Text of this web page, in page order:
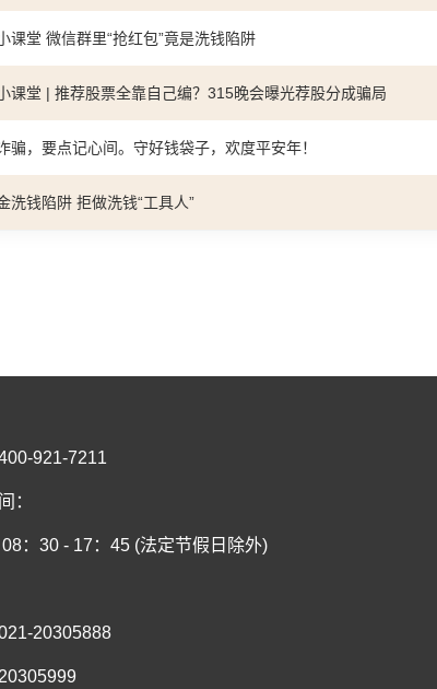
课堂 微信群里“抢红包”竟是洗钱陷阱
课堂 | 推荐股票全靠自己编？315晚会曝光荐股分成骗局
骗，要点记心间。守好钱袋子，欢度平安年！
洗钱陷阱 拒做洗钱“工具人”
921-7211
：
：30 - 17：45 (法定节假日除外)
20305888